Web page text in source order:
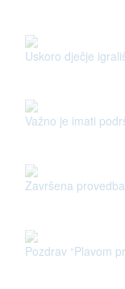
Uskoro dječje
Važno je imati
Završena
Pozdrav “Plavom